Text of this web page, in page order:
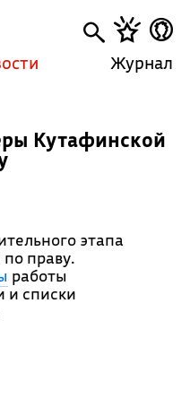
Журнал
Кутафинской
этапа
праву.
работы
и списки